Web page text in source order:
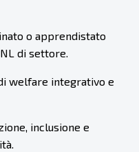
o apprendistato
di settore.
welfare integrativo e
inclusione e